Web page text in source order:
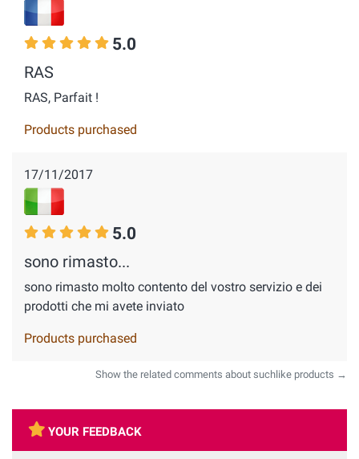
5.0
RAS
RAS, Parfait !
Products purchased
17/11/2017
5.0
sono rimasto...
sono rimasto molto contento del vostro servizio e dei
prodotti che mi avete inviato
Products purchased
Show the related comments about suchlike products →
YOUR FEEDBACK